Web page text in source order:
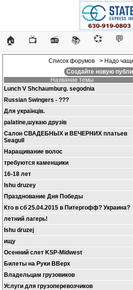
🏠 📺 📻 📚 💞 💬
Список форумов
> Надо
Создайте новую
Название темы
Lunch V Shchaumburg. segodnia
Russian Swingers - ???
Для українців.
palatine,шукаю друзів
Салон СВАДЕБНЫХ и ВЕЧЕРНИХ платьев
Seagull
Наращивание волос
требуются каменщики
16-18 лет
Ishu druzey
Празднование Дня Победы
Кто в сб 25.04.2015 в Питергофф? Украина?
летний лагерь!
Ishu druzej
ищу
Oсенний слет KSP-Midwest
Билеты на Руки ВВерх
Владельцам грузовиков
Услуги для грузоперевозчиков